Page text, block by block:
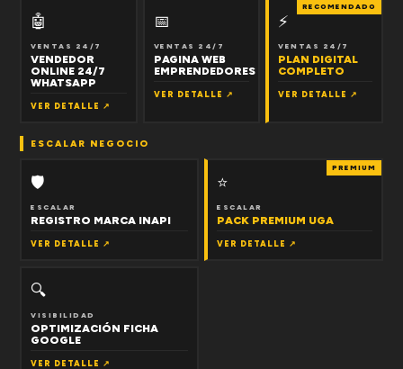
🤖
VENTAS 24/7
VENDEDOR
ONLINE 24/7
WHATSAPP
VER DETALLE ↗
📅
VENTAS 24/7
PAGINA WEB
EMPRENDEDORES
VER DETALLE ↗
RECOMENDADO
⚡
VENTAS 24/7
PLAN DIGITAL
COMPLETO
VER DETALLE ↗
ESCALAR NEGOCIO
🛡
ESCALAR
REGISTRO MARCA INAPI
VER DETALLE ↗
PREMIUM
⭐
ESCALAR
PACK PREMIUM UGA
VER DETALLE ↗
🔍
VISIBILIDAD
OPTIMIZACIÓN FICHA
GOOGLE
VER DETALLE ↗